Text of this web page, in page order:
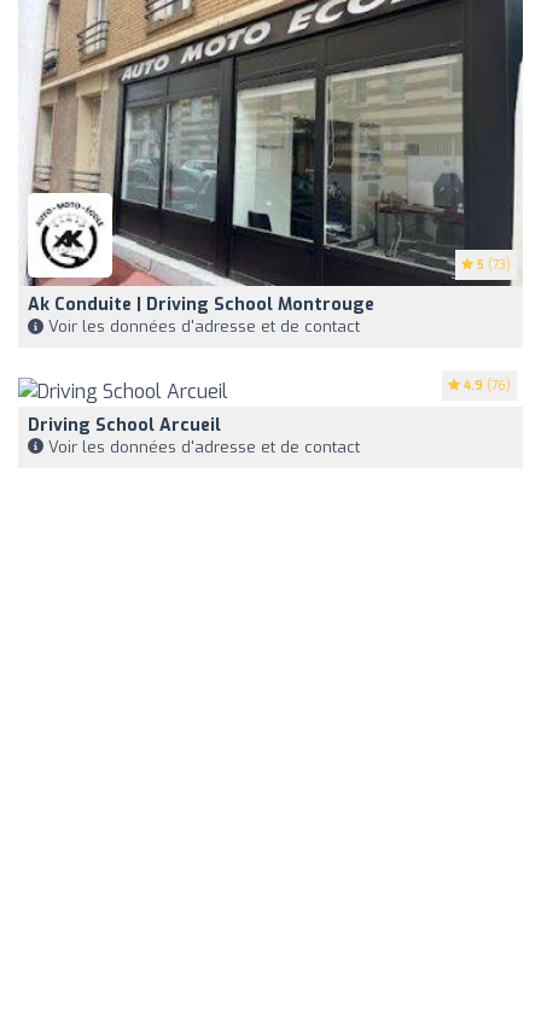
5 (73)
Ak Conduite | Driving School Montrouge
Voir les données d'adresse et de contact
4.9 (76)
Driving School Arcueil
Voir les données d'adresse et de contact